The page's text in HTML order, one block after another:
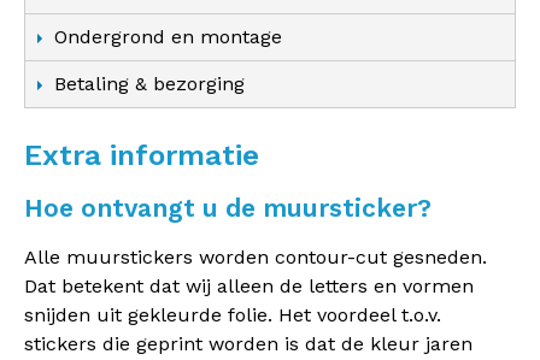
Ondergrond en montage
Betaling & bezorging
Extra informatie
Hoe ontvangt u de muursticker?
Alle muurstickers worden contour-cut gesneden.
Dat betekent dat wij alleen de letters en vormen
snijden uit gekleurde folie. Het voordeel t.o.v.
stickers die geprint worden is dat de kleur jaren